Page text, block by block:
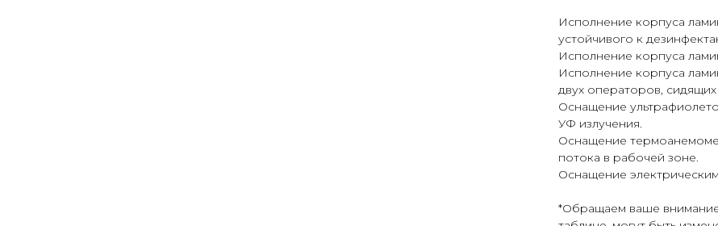
Исполнение корпуса
устойчивого к
Исполнение корпуса
Исполнение корпуса
двух операторов,
Оснащение
УФ излучения.
Оснащение
потока в рабочей зоне.
Оснащение
*Обращаем ваше